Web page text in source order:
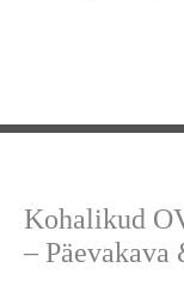
Kohalikud
– Päevakava